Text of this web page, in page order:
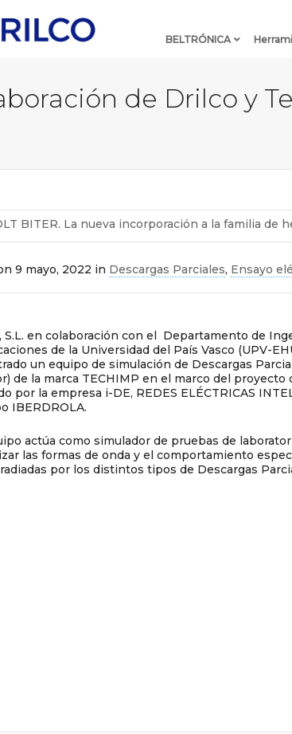
BELTRÓNICA
de Drilco y
BITER. La nueva incorporación a la familia de
9 mayo, 2022 in Descargas Parciales, Ensayo
S.L. en colaboración con el Departamento de
de la Universidad del País Vasco (UPV-
un equipo de simulación de Descargas
de la marca TECHIMP en el marco del proyecto
por la empresa i-DE, REDES ELÉCTRICAS
IBERDROLA.
actúa como simulador de pruebas de
las formas de onda y el comportamiento
por los distintos tipos de Descargas